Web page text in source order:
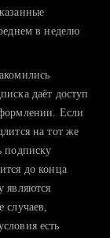
поднимаете
шансы
в неделю
даёт доступ
Если
на тот же
подписку
до конца
являются
случаев,
есть